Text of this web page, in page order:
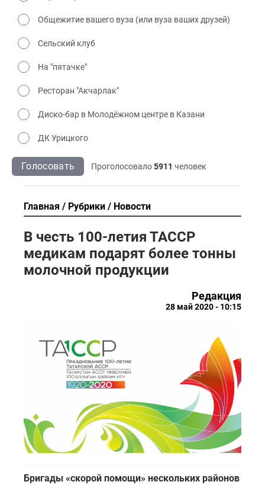
Общежитие вашего вуза (или вуза ваших друзей)
Сельский клуб
На "пятачке"
Ресторан "Акчарлак"
Диско-бар в Молодёжном центре в Казани
ДК Урицкого
Голосовать Проголосовало5911 человек
Главная Рубрики Новости
В честь 100-летия ТАССР
медикам подарят более тонны
молочной продукции
Редакция
28 май 2020 - 10:15
Бригады «скорой помощи» нескольких районов